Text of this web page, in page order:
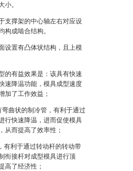
小。
支撑架的中心轴左右对应设
构成啮合结构。
设置有凸体状结构，且上模
的有益效果是：该具有快速
速降温功能，模具成型速度
加了工作效益；
曲状的制冷管，有利于通过
行快速降温，进而促使模具
从而提高了效率性；
有利于通过转动杆的转动带
衔接杆对成型模具进行顶
高了经济性；